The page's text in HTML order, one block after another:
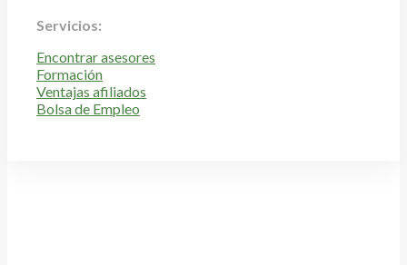
Servicios:
Encontrar asesores
Formación
Ventajas afiliados
Bolsa de Empleo